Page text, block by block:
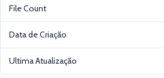
File Count
Data de Criação
Ultima Atualização